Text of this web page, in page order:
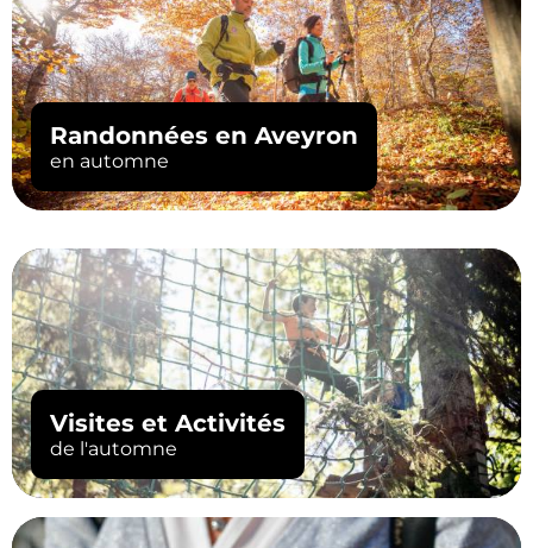
Randonnées en Aveyron
en automne
Sorties vélo
en automne
Visites et Activités
de l'automne